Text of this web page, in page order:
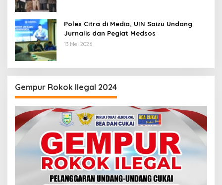
Poles Citra di Media, UIN Saizu Undang
Jurnalis dan Pegiat Medsos
13 Mei 2026
Gempur Rokok Ilegal 2024